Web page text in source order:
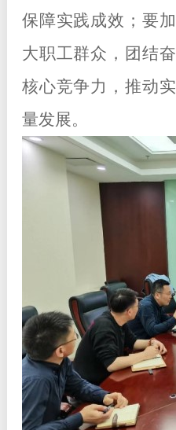
保障实践成效；要
大职工群众，团结
核心竞争力，推动
量发展。